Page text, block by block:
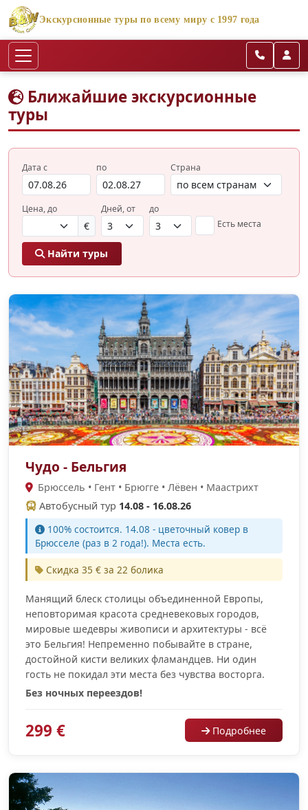
Экскурсионные туры по всему миру с 1997 года
Ближайшие экскурсионные
туры
Дата с по Страна
Цена, до
€
Дней, от
до
Есть места
Найти туры
Чудо - Бельгия
Брюссель • Гент • Брюгге • Лёвен • Маастрихт
Автобусный тур 14.08 - 16.08.26
100% cостоится. 14.08 - цветочный ковер в
Брюсселе (раз в 2 года!). Места есть.
Скидка 35 € за 22 болика
Манящий блеск столицы объединенной Европы,
неповторимая красота средневековых городов,
мировые шедевры живописи и архитектуры - всё
это Бельгия! Непременно побывайте в стране,
достойной кисти великих фламандцев. Ни один
гость не покидал эти места без чувства восторга.
Без ночных переездов!
299 € Подробнее